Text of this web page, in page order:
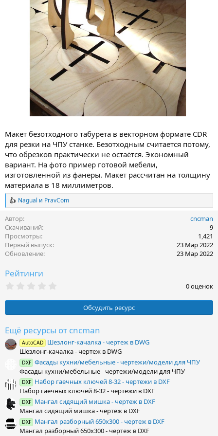
Макет безотходного табурета в векторном формате CDR
для резки на ЧПУ станке. Безотходным считается потому,
что обрезков практически не остаётся. Экономный
вариант. На фото пример готовой мебели,
изготовленной из фанеры. Макет рассчитан на толщину
материала в 18 миллиметров.
Р
е
а
к
ц
и
и
:
Nagual и PravCom
Автор
cncman
Скачиваний
9
Просмотры
1,421
Первый выпуск
23 Мар 2022
Обновление
23 Мар 2022
Рейтинги
0
з
ё
з
д
0 оценок
Обсудить ресурс
Ещё ресурсы от cncman
AutoCAD
Шезлонг-качалка - чертеж в DWG
Шезлонг-качалка - чертеж в DWG
DXF Фасады кухни/мебельные - чертежи/модели для ЧПУ
Фасады кухни/мебельные - чертежи/модели для ЧПУ
DXF Набор гаечных ключей 8-32 - чертежи в DXF
Набор гаечных ключей 8-32 - чертежи в DXF
DXF Мангал сидящий мишка - чертеж в DXF
Мангал сидящий мишка - чертеж в DXF
DXF Мангал разборный 650х300 - чертеж в DXF
Мангал разборный 650х300 - чертеж в DXF